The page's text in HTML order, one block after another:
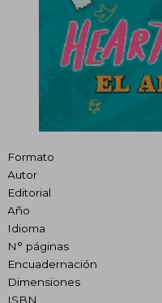
Formato
Autor
Editorial
Año
Idioma
N° páginas
Encuadernación
Dimensiones
ISBN